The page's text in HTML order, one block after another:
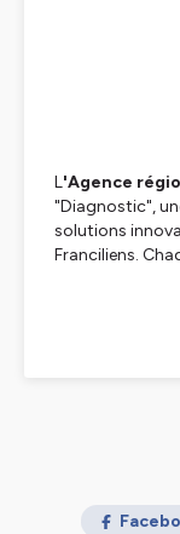
L'Agence
"Diagnostic",
solutions
Franciliens.
À travers ce
podcast de